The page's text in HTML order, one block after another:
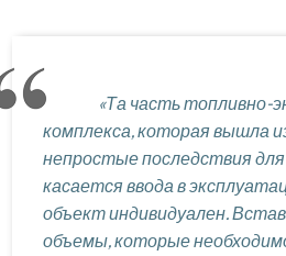
«Та часть топливно-
комплекса, которая вышла
непростые последствия
касается ввода в
объект индивидуален.
объемы, которые